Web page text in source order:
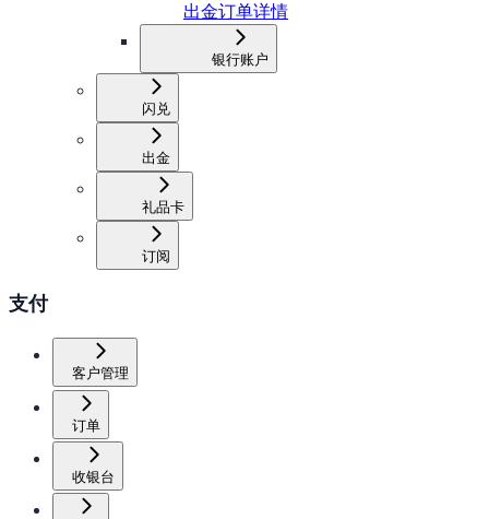
出金订单详情
银行账户
闪兑
出金
礼品卡
订阅
支付
客户管理
订单
收银台